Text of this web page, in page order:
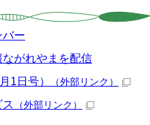
バー
がれやまを配信
1日号）
（外部リンク）
（外部リンク）